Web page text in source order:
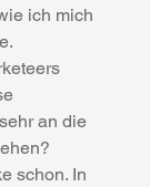
ich mich
an die
schon. In